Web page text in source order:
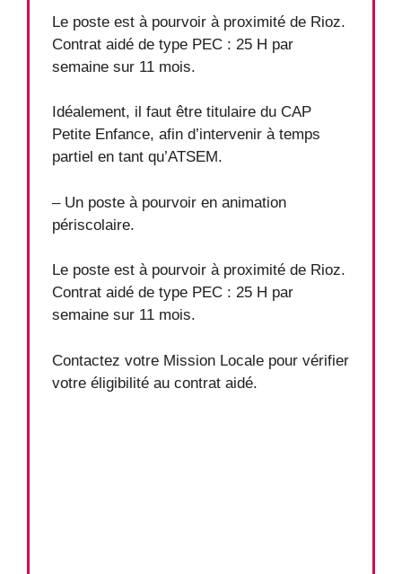
Le poste est à pourvoir à proximité de Rioz.
Contrat aidé de type PEC : 25 H par
semaine sur 11 mois.
Idéalement, il faut être titulaire du CAP
Petite Enfance, afin d’intervenir à temps
partiel en tant qu’ATSEM.
– Un poste à pourvoir en animation
périscolaire.
Le poste est à pourvoir à proximité de Rioz.
Contrat aidé de type PEC : 25 H par
semaine sur 11 mois.
Contactez votre Mission Locale pour vérifier
votre éligibilité au contrat aidé.